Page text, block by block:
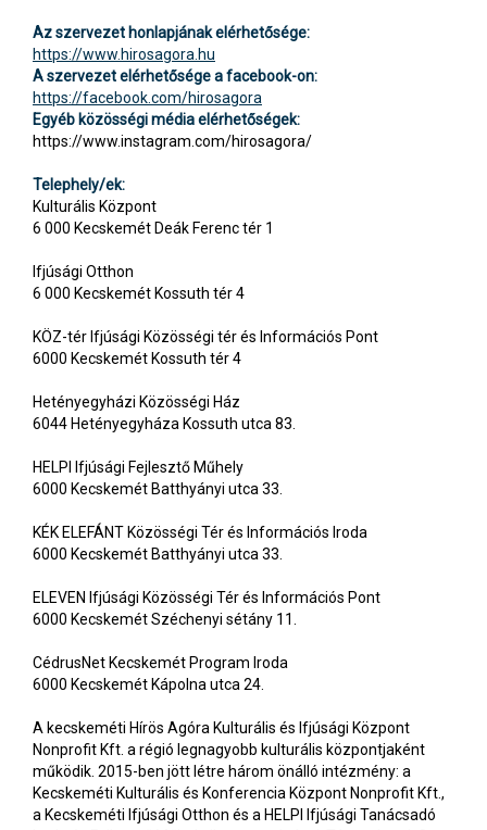
Az szervezet honlapjának elérhetősége:
https://www.hirosagora.hu
A szervezet elérhetősége a facebook-on:
https://facebook.com/hirosagora
Egyéb közösségi média elérhetőségek:
https://www.instagram.com/hirosagora/
Telephely/ek:
Kulturális Központ
6 000 Kecskemét Deák Ferenc tér 1
Ifjúsági Otthon
6 000 Kecskemét Kossuth tér 4
KÖZ-tér Ifjúsági Közösségi tér és Információs Pont
6000 Kecskemét Kossuth tér 4
Hetényegyházi Közösségi Ház
6044 Hetényegyháza Kossuth utca 83.
HELPI Ifjúsági Fejlesztő Műhely
6000 Kecskemét Batthyányi utca 33.
KÉK ELEFÁNT Közösségi Tér és Információs Iroda
6000 Kecskemét Batthyányi utca 33.
ELEVEN Ifjúsági Közösségi Tér és Információs Pont
6000 Kecskemét Széchenyi sétány 11.
CédrusNet Kecskemét Program Iroda
6000 Kecskemét Kápolna utca 24.
A kecskeméti Hírös Agóra Kulturális és Ifjúsági Központ
Nonprofit Kft. a régió legnagyobb kulturális központjaként
működik. 2015-ben jött létre három önálló intézmény: a
Kecskeméti Kulturális és Konferencia Központ Nonprofit Kft.,
a Kecskeméti Ifjúsági Otthon és a HELPI Ifjúsági Tanácsadó